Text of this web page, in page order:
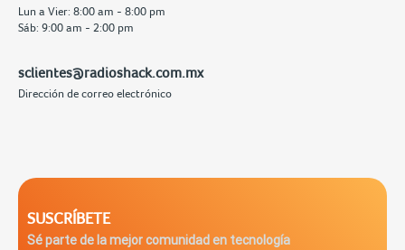
Lun a Vier: 8:00 am - 8:00 pm
Sáb: 9:00 am - 2:00 pm
sclientes@radioshack.com.mx
Dirección de correo electrónico
SUSCRÍBETE
Sé parte de la mejor comunidad en tecnología